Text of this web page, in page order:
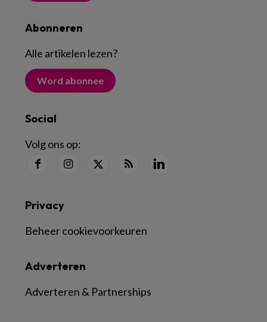
Abonneren
Alle artikelen lezen?
Word abonnee
Social
Volg ons op:
Adverteren
Adverteren & Partnerships
Privacy
Beheer cookievoorkeuren